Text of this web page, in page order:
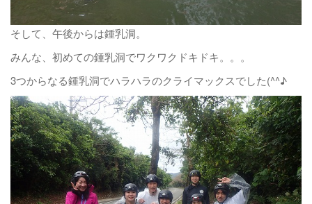
そして、午後からは鍾乳洞。
みんな、初めての鍾乳洞でワクワクドキドキ。。。
3つからなる鍾乳洞でハラハラのクライマックスでした(^^♪